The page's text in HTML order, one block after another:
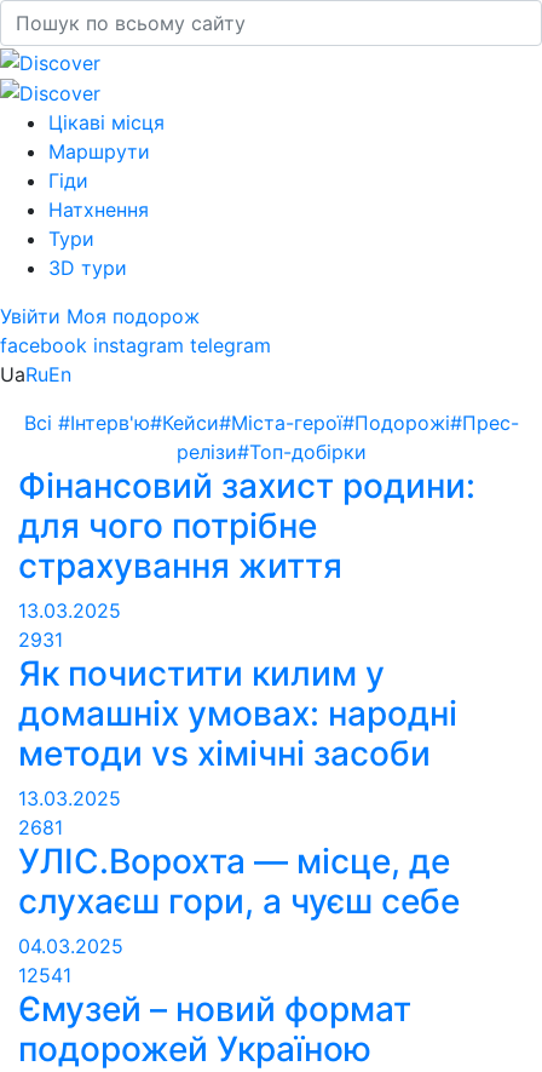
Цікаві місця
Маршрути
Гіди
Натхнення
Тури
3D тури
Увійти Моя подорож
facebook instagram telegram
UaRuEn
Всі #Інтерв'ю#Кейси#Міста-герої#Подорожі#Прес-
релізи#Топ-добірки
Фінансовий захист родини:
для чого потрібне
страхування життя
13.03.2025
2931
Як почистити килим у
домашніх умовах: народні
методи vs хімічні засоби
13.03.2025
2681
УЛІС.Ворохта — місце, де
слухаєш гори, а чуєш себе
04.03.2025
12541
Ємузей – новий формат
подорожей Україною